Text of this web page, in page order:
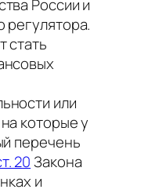
России и
регулятора.
стать
или
которые у
перечень
20Закона
и